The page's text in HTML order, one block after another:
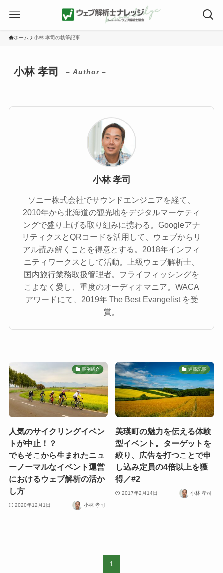
ホーム 小林 孝司の執筆記事
小林 孝司 – Author –
小林 孝司
ソニー株式会社でサウンドエンジニアを経て、
2010年から北海道の観光地をデジタルマーケティ
ングで盛り上げる取り組みに携わる。Googleアナ
リティクスとQRコードを活用して、ウェブからリ
アル読み解くことを得意とする。2018年インフィ
ニティワークスとして活動。上級ウェブ解析士、
国内旅行業務取扱管理者。フライフィッシングを
こよなく愛し、重度のオーディオマニア。WACA
アワードにて、2019年 The Best Evangelist を受
賞。
事例紹介
人気のサイクリングイベン
トが中止！？
でもそこから生まれたニュ
ーノーマルなイベント運営
におけるウェブ解析の活か
し方
2020年12月1日 小林 孝司
連載記事
美瑛町の魅力を伝える体験
型イベント。ターゲットを
絞り、広告を打つことで申
し込み定員の4倍以上を獲
得／#2
2017年2月14日 小林 孝司
1